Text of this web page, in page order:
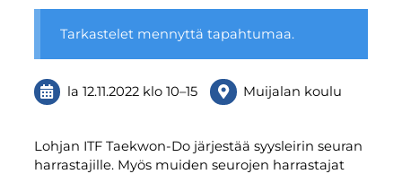
Tarkastelet mennyttä tapahtumaa.
la 12.11.2022 klo 10–15 Muijalan koulu
Lohjan ITF Taekwon-Do järjestää syysleirin seuran
harrastajille. Myös muiden seurojen harrastajat